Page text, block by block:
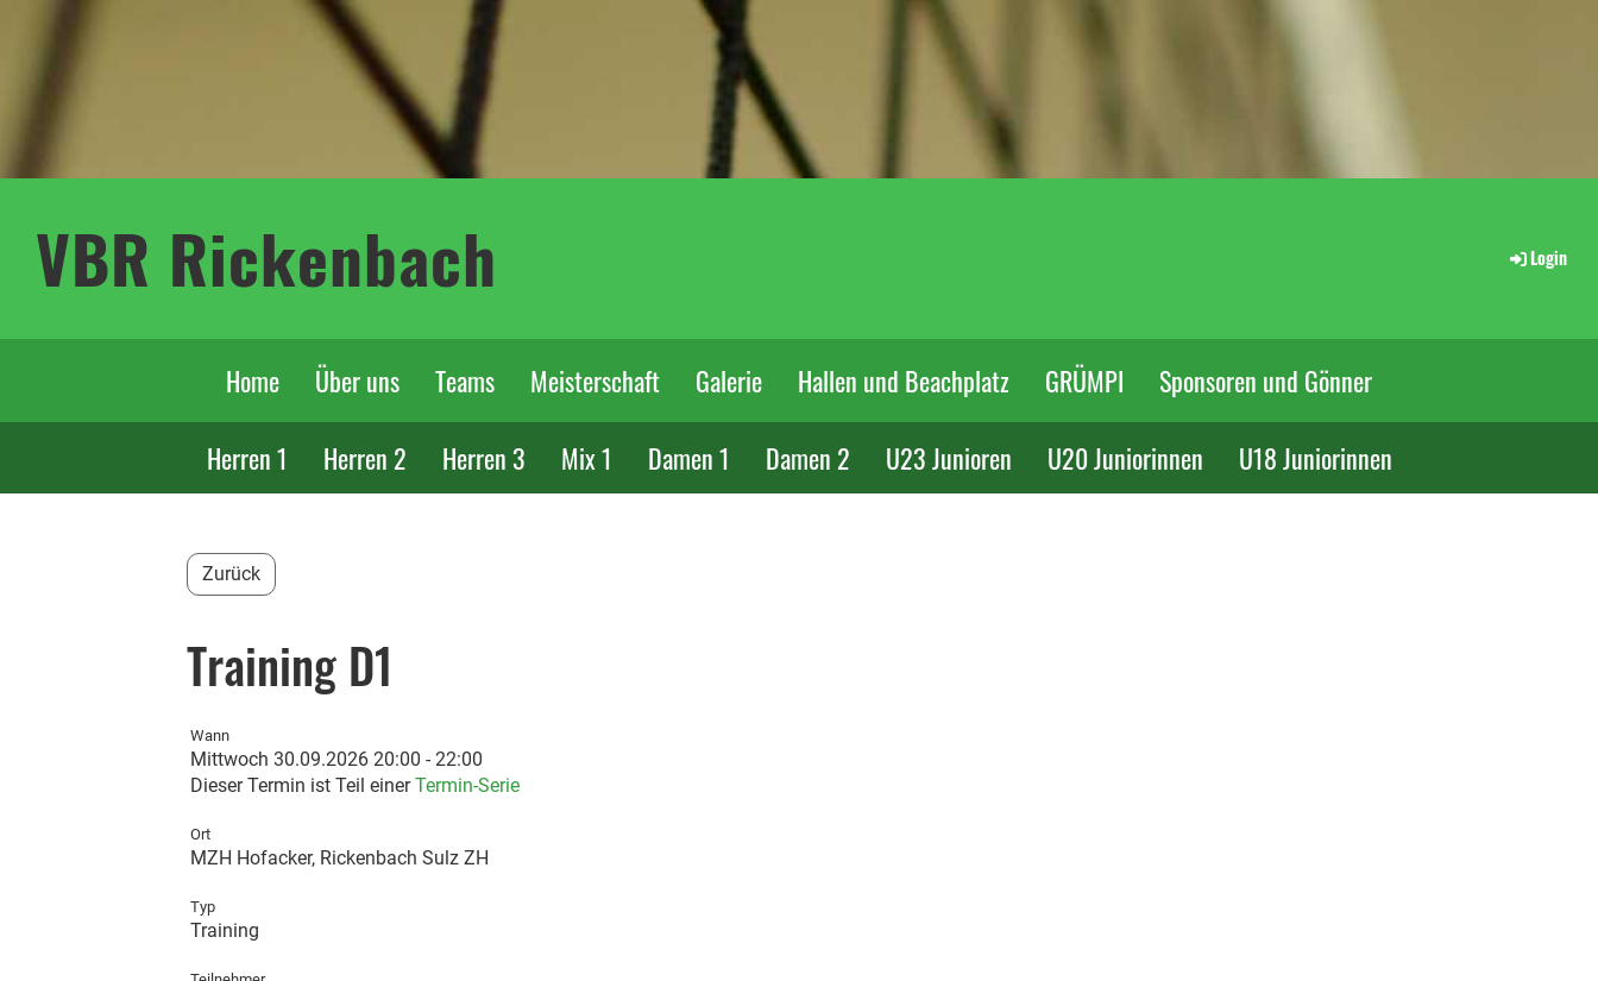
VBR Rickenbach Login
Home Über uns Teams Meisterschaft Galerie Hallen und Beachplatz GRÜMPI Sponsoren und Gönner
Herren 1 Herren 2 Herren 3 Mix 1 Damen 1 Damen 2 U23 Junioren U20 Juniorinnen U18 Juniorinnen
Zurück
Training D1
Wann
Mittwoch 30.09.2026 20:00 - 22:00
Dieser Termin ist Teil einerTermin-Serie
Ort
MZH Hofacker, Rickenbach Sulz ZH
Typ
Training